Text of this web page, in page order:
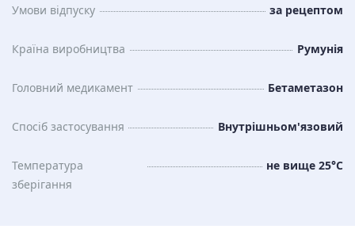
Умови відпуску за рецептом
Країна виробництва Румунія
Головний медикамент Бетаметазон
Спосіб застосування Внутрішньом'язовий
Температура
зберiгання
не вище 25°C